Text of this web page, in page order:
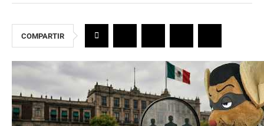
COMPARTIR